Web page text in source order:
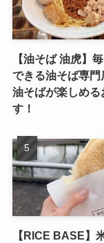
【油そば 油虎】
できる油そば専門
油そばが楽しめる
す！
【RICE BASE】